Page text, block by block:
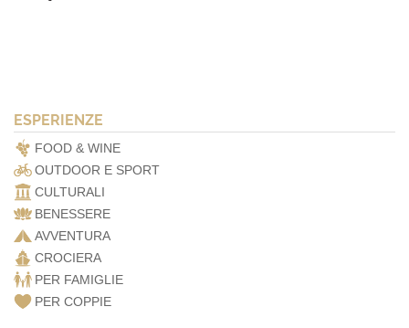
ESPERIENZE
FOOD & WINE
OUTDOOR E SPORT
CULTURALI
BENESSERE
AVVENTURA
CROCIERA
PER FAMIGLIE
PER COPPIE